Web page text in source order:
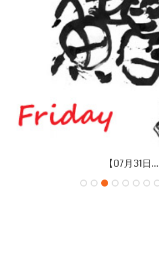
【07月26日...